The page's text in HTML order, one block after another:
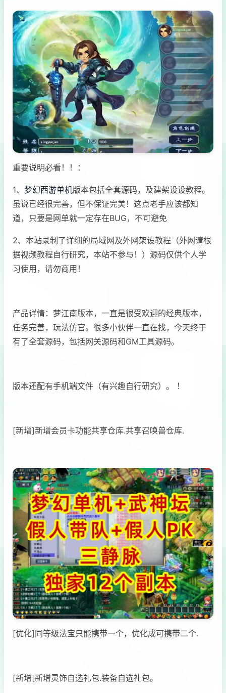
重要说明必看！！：
1、 梦幻西游单机版本包括全套源码，及建架设设教程。
虽说已经很完善，但不保证完美！这点老手应该都知
道，只要是网单就一定存在BUG，不可避免
2、本站录制了详细的局域网及外网架设教程（外网请根
据视频教程自行研究，本站不参与！）源码仅供个人学
习使用，请勿商用！
产品详情：梦江南版本，一直是很受欢迎的经典版本，
任务完善，玩法仿官。很多小伙伴一直在找，今天终于
有了全套源码，包括网关源码和GM工具源码。
版本还配有手机端文件（有兴趣自行研究）。 ！
[新增]新增会员卡功能共享仓库.共享召唤兽仓库.
[优化]同等级法宝只能携带一个，优化成可携带二个.
[新增[新增灵饰自选礼包.装备自选礼包。